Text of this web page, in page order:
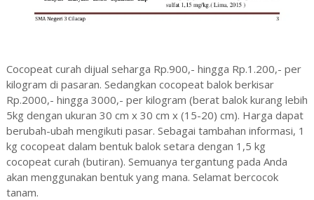
Cocopeat curah dijual seharga Rp.900,- hingga Rp.1.200,- per
kilogram di pasaran. Sedangkan cocopeat balok berkisar
Rp.2000,- hingga 3000,- per kilogram (berat balok kurang lebih
5kg dengan ukuran 30 cm x 30 cm x (15-20) cm). Harga dapat
berubah-ubah mengikuti pasar. Sebagai tambahan informasi, 1
kg cocopeat dalam bentuk balok setara dengan 1,5 kg
cocopeat curah (butiran). Semuanya tergantung pada Anda
akan menggunakan bentuk yang mana. Selamat bercocok
tanam.